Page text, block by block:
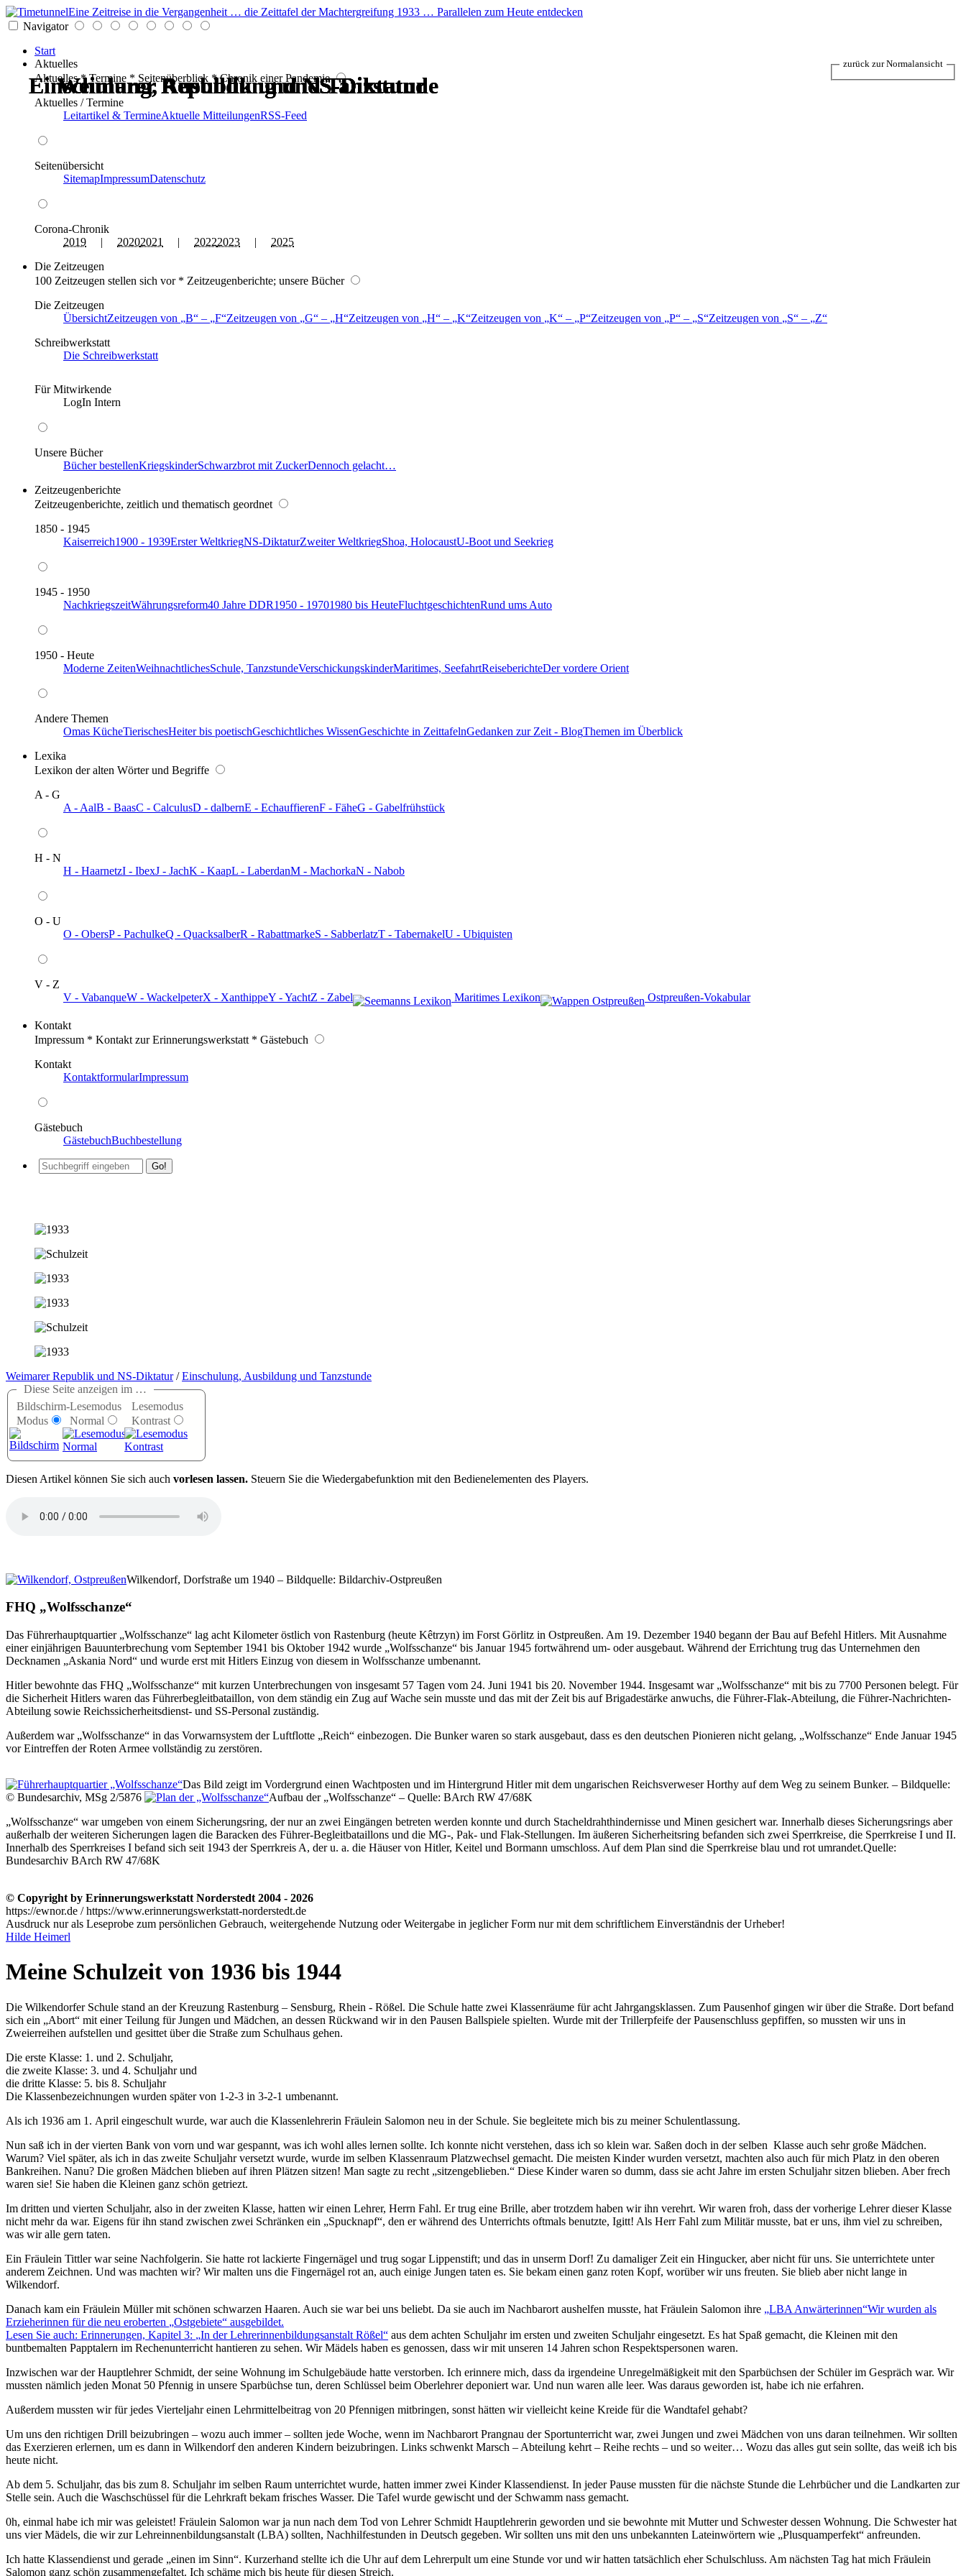
Eine Zeitreise in die Vergangenheit … die Zeittafel der Machtergreifung 1933 … Parallelen zum Heute entdecken
Navigator
Start
Aktuelles
Aktuelles * Termine * Seitenüberblick * Chronik einer Pandemie
Aktuelles / Termine
Leitartikel & TermineAktuelle MitteilungenRSS-Feed
Seitenübersicht
SitemapImpressumDatenschutz
Corona-Chronik
2019 | 20202021 | 20222023 | 2025
Die Zeitzeugen
100 Zeitzeugen stellen sich vor * Zeitzeugenberichte; unsere Bücher
Die Zeitzeugen
ÜbersichtZeitzeugen von B – F Zeitzeugen von G – H Zeitzeugen von H – K Zeitzeugen von K – P Zeitzeugen von P – S Zeitzeugen von S –
Z
Schreibwerkstatt
Die Schreibwerkstatt
Für Mitwirkende
LogIn Intern
Unsere Bücher
Bücher bestellenKriegskinderSchwarzbrot mit ZuckerDennoch gelacht…
Zeitzeugenberichte
Zeitzeugenberichte, zeitlich und thematisch geordnet
1850 - 1945
Kaiserreich1900 - 1939Erster WeltkriegNS-DiktaturZweiter WeltkriegShoa, HolocaustU-Boot und Seekrieg
1945 - 1950
NachkriegszeitWährungsreform40 Jahre DDR1950 - 19701980 bis HeuteFluchtgeschichtenRund ums Auto
1950 - Heute
Moderne ZeitenWeihnachtlichesSchule, TanzstundeVerschickungskinderMaritimes, SeefahrtReiseberichteDer vordere Orient
Andere Themen
Omas KücheTierischesHeiter bis poetischGeschichtliches WissenGeschichte in ZeittafelnGedanken zur Zeit - BlogThemen im Überblick
Lexika
Lexikon der alten Wörter und Begriffe
A - G
A - AalB - BaasC - CalculusD - dalbernE - EchauffierenF - FäheG - Gabelfrühstück
H - N
H - HaarnetzI - IbexJ - JachK - KaapL - LaberdanM - MachorkaN - Nabob
O - U
O - ObersP - PachulkeQ - QuacksalberR - RabattmarkeS - SabberlatzT - TabernakelU - Ubiquisten
V - Z
V - VabanqueW - WackelpeterX - XanthippeY - YachtZ - Zabel ️ Maritimes Lexikon ️ Ostpreußen-Vokabular
Kontakt
Impressum * Kontakt zur Erinnerungswerkstatt * Gästebuch
Kontakt
KontaktformularImpressum
Gästebuch
GästebuchBuchbestellung
Weimarer Republik und NS-Diktatur
Einschulung, Ausbildung und Tanzstunde
Weimarer Republik und NS-Diktatur
Weimarer Republik und NS-Diktatur
Einschulung, Ausbildung und Tanzstunde
Weimarer Republik und NS-Diktatur
Weimarer Republik und NS-Diktatur/Einschulung, Ausbildung und Tanzstunde
Diese Seite anzeigen im …
Bildschirm-
Modus
Lesemodus
Normal
Lesemodus
Kontrast
Diesen Artikel können Sie sich auch vorlesen lassen. Steuern Sie die Wiedergabefunktion mit den Bedienelementen des Players.
Wilkendorf, Dorfstraße um 1940 – Bildquelle: Bildarchiv-Ostpreußen
FHQ Wolfsschanze
Das Führerhauptquartier Wolfsschanze
lag acht Kilometer östlich von Rastenburg (heute Kêtrzyn) im Forst Görlitz in Ostpreußen. Am 19. Dezember 1940 begann der Bau auf Befehl Hitlers. Mit Ausnahme
einer einjährigen Bauunterbrechung vom September 1941 bis Oktober 1942 wurde
Wolfsschanze
bis Januar 1945 fortwährend um- oder ausgebaut. Während der Errichtung trug das Unternehmen den
Decknamen
Askania Nord
und wurde erst mit Hitlers Einzug von diesem in Wolfsschanze umbenannt.
Hitler bewohnte das FHQ
Wolfsschanze mit kurzen Unterbrechungen von insgesamt 57 Tagen vom 24. Juni 1941 bis 20. November 1944. Insgesamt war Wolfsschanze
mit bis zu 7700 Personen belegt. Für
die Sicherheit Hitlers waren das Führerbegleitbataillon, von dem ständig ein Zug auf Wache sein musste und das mit der Zeit bis auf Brigadestärke anwuchs, die Führer-Flak-Abteilung, die Führer-Nachrichten-
Abteilung sowie Reichssicherheitsdienst- und SS-Personal zuständig.
Außerdem war Wolfsschanze in das Vorwarnsystem der Luftflotte Reich einbezogen. Die Bunker waren so stark ausgebaut, dass es den deutschen Pionieren nicht gelang, Wolfsschanze
Ende Januar 1945
vor Eintreffen der Roten Armee vollständig zu zerstören.
Das Bild zeigt im Vordergrund einen Wachtposten und im Hintergrund Hitler mit dem ungarischen Reichsverweser Horthy auf dem Weg zu seinem Bunker. – Bildquelle:
© Bundesarchiv, MSg 2/5876
Aufbau der „Wolfsschanze“ – Quelle: BArch RW 47/68K
Wolfsschanze
war umgeben von einem Sicherungsring, der nur an zwei Eingängen betreten werden konnte und durch Stacheldrahthindernisse und Minen gesichert war. Innerhalb dieses Sicherungsrings aber
außerhalb der weiteren Sicherungen lagen die Baracken des Führer-Begleitbataillons und die MG-, Pak- und Flak-Stellungen. Im äußeren Sicherheitsring befanden sich zwei Sperrkreise, die Sperrkreise I und II.
Innerhalb des Sperrkreises I befand sich seit 1943 der Sperrkreis A, der u. a. die Häuser von Hitler, Keitel und Bormann umschloss. Auf dem Plan sind die Sperrkreise blau und rot umrandet.Quelle:
Bundesarchiv BArch RW 47/68K
© Copyright by Erinnerungswerkstatt Norderstedt 2004 - 2026
https://ewnor.de / https://www.erinnerungswerkstatt-norderstedt.de
Ausdruck nur als Leseprobe zum persönlichen Gebrauch, weitergehende Nutzung oder Weitergabe in jeglicher Form nur mit dem schriftlichem Einverständnis der Urheber!
zurück zur Normalansicht
Hilde Heimerl
Meine Schulzeit von 1936 bis 1944
Die Wilkendorfer Schule stand an der Kreuzung Rastenburg ‒ Sensburg, Rhein - Rößel. Die Schule hatte zwei Klassenräume für acht Jahrgangsklassen. Zum Pausenhof gingen wir über die Straße. Dort befand
sich ein
Abort
mit einer Teilung für Jungen und Mädchen, an dessen Rückwand wir in den Pausen Ballspiele spielten. Wurde mit der Trillerpfeife der Pausenschluss gepfiffen, so mussten wir uns in
Zweierreihen aufstellen und gesittet über die Straße zum Schulhaus gehen.
Die erste Klasse: 1. und 2. Schuljahr,
die zweite Klasse: 3. und 4. Schuljahr und
die dritte Klasse: 5. bis 8. Schuljahr
Die Klassenbezeichnungen wurden später von 1-2-3 in 3-2-1 umbenannt.
Als ich 1936 am 1. April eingeschult wurde, war auch die Klassenlehrerin Fräulein Salomon neu in der Schule. Sie begleitete mich bis zu meiner Schulentlassung.
Nun saß ich in der vierten Bank von vorn und war gespannt, was ich wohl alles lernen sollte. Ich konnte nicht verstehen, dass ich so klein war. Saßen doch in der selben Klasse auch sehr große Mädchen.
Warum? Viel später, als ich in das zweite Schuljahr versetzt wurde, wurde im selben Klassenraum Platzwechsel gemacht. Die meisten Kinder wurden versetzt, machten also auch für mich Platz in den oberen
Bankreihen. Nanu? Die großen Mädchen blieben auf ihren Plätzen sitzen! Man sagte zu recht
sitzengeblieben.
Diese Kinder waren so dumm, dass sie acht Jahre im ersten Schuljahr sitzen blieben. Aber frech
waren sie! Sie haben die Kleinen ganz schön getriezt.
Im dritten und vierten Schuljahr, also in der zweiten Klasse, hatten wir einen Lehrer, Herrn Fahl. Er trug eine Brille, aber trotzdem haben wir ihn verehrt. Wir waren froh, dass der vorherige Lehrer dieser Klasse
nicht mehr da war. Eigens für ihn stand zwischen zwei Schränken ein
Spucknapf , den er während des Unterrichts oftmals benutzte, Igitt! Als Herr Fahl zum Militär musste, bat er uns, ihm viel zu schreiben,
was wir alle gern taten.
Ein Fräulein Tittler war seine Nachfolgerin. Sie hatte rot lackierte Fingernägel und trug sogar Lippenstift; und das in unserm Dorf! Zu damaliger Zeit ein Hingucker, aber nicht für uns. Sie unterrichtete unter
anderem Zeichnen. Und was machten wir? Wir malten uns die Fingernägel rot an, auch einige Jungen taten es. Sie bekam einen ganz roten Kopf, worüber wir uns freuten. Sie blieb aber nicht lange in
Wilkendorf.
Danach kam ein Fräulein Müller mit schönen schwarzen Haaren. Auch sie war bei uns beliebt. Da sie auch im Nachbarort aushelfen musste, hat Fräulein Salomon ihre
LBA Anwärterinnen Wir wurden als
Erzieherinnen für die neu eroberten
Ostgebiete
ausgebildet.
Lesen Sie auch: Erinnerungen, Kapitel 3:
In der Lehrerinnenbildungsanstalt Rößel
aus dem achten Schuljahr im ersten und zweiten Schuljahr eingesetzt. Es hat Spaß gemacht, die Kleinen mit den
buntbemalten Papptalern im Rechenunterricht hantieren zu sehen. Wir Mädels haben es genossen, dass wir mit unseren 14 Jahren schon Respektspersonen waren.
Inzwischen war der Hauptlehrer Schmidt, der seine Wohnung im Schulgebäude hatte verstorben. Ich erinnere mich, dass da irgendeine Unregelmäßigkeit mit den Sparbüchsen der Schüler im Gespräch war. Wir
mussten nämlich jeden Monat 50 Pfennig in unsere Sparbüchse tun, deren Schlüssel beim Oberlehrer deponiert war. Und nun waren alle leer. Was daraus geworden ist, habe ich nie erfahren.
Außerdem mussten wir für jedes Vierteljahr einen Lehrmittelbeitrag von 20 Pfennigen mitbringen, sonst hätten wir vielleicht keine Kreide für die Wandtafel gehabt?
Um uns den richtigen Drill beizubringen – wozu auch immer – sollten jede Woche, wenn im Nachbarort Prangnau der Sportunterricht war, zwei Jungen und zwei Mädchen von uns daran teilnehmen. Wir sollten
das Exerzieren erlernen, um es dann in Wilkendorf den anderen Kindern beizubringen. Links schwenkt Marsch ‒ Abteilung kehrt ‒ Reihe rechts ‒ und so weiter… Wozu das alles gut sein sollte, das weiß ich bis
heute nicht.
Ab dem 5. Schuljahr, das bis zum 8. Schuljahr im selben Raum unterrichtet wurde, hatten immer zwei Kinder Klassendienst. In jeder Pause mussten für die nächste Stunde die Lehrbücher und die Landkarten zur
Stelle sein. Auch die Waschschüssel für die Lehrkraft bekam frisches Wasser. Die Tafel wurde gewischt und der Schwamm nass gemacht.
0h, einmal habe ich mir was geleistet! Fräulein Salomon war ja nun nach dem Tod von Lehrer Schmidt Hauptlehrerin geworden und sie bewohnte mit Mutter und Schwester dessen Wohnung. Die Schwester hat
uns vier Mädels, die wir zur Lehreinnenbildungsanstalt (LBA) sollten, Nachhilfestunden in Deutsch gegeben. Wir sollten uns mit den uns unbekannten Lateinwörtern wie
Plusquamperfekt
anfreunden.
Ich hatte Klassendienst und gerade
einen im Sinn . Kurzerhand stellte ich die Uhr auf dem Lehrerpult um eine Stunde vor und wir hatten tatsächlich eher Schulschluss. Am nächsten Tag hat mich Fräulein
Salomon ganz schön zusammengefaltet. Ich schäme mich bis heute für diesen Streich.